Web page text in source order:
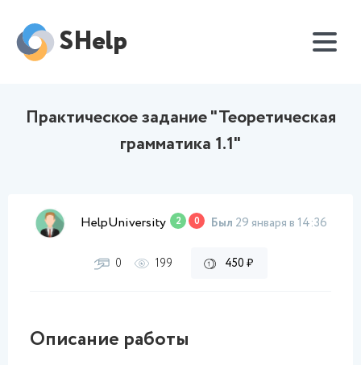
SHelp
Практическое задание "Теоретическая
грамматика 1.1"
HelpUniversity 2 0 Был 29 января в 14:36
0 199 450 ₽
Описание работы